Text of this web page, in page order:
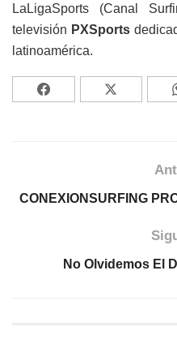
LaLigaSports (Canal
televisión PXSports
latinoamérica.
CONEXIONSURFING
No Olvidemos El